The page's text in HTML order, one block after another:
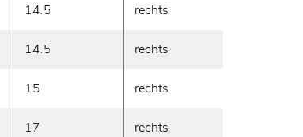
14.5 rechts
14.5 rechts
15 rechts
17 rechts